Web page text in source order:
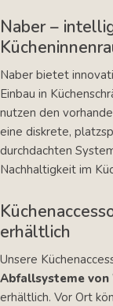
Naber –
Naber bietet
Einbau in
nutzen den
eine diskrete,
durchdachten
Nachhaltigkeit im
erhältlich
Unsere
Abfallsysteme von
erhältlich. Vor Ort